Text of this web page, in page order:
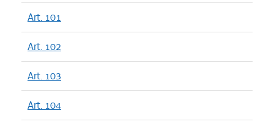
Art. 101
Art. 102
Art. 103
Art. 104